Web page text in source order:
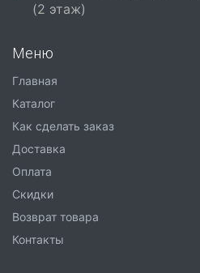
(2 этаж)
Меню
Главная
Каталог
Как сделать заказ
Доставка
Оплата
Скидки
Возврат товара
Контакты